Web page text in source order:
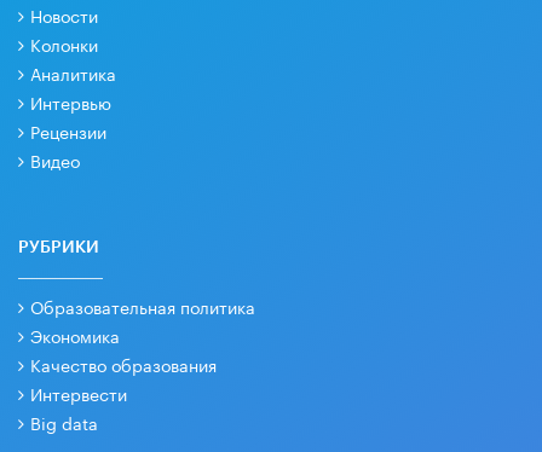
Новости
Колонки
Аналитика
Интервью
Рецензии
Видео
РУБРИКИ
Образовательная политика
Экономика
Качество образования
Интервести
Big data